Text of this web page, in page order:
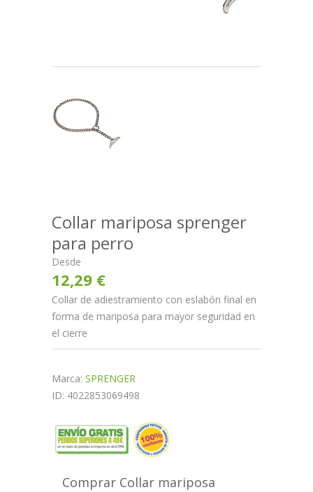
Collar mariposa sprenger
para perro
Desde
12,29 €
Collar de adiestramiento con eslabón final en
forma de mariposa para mayor seguridad en
el cierre
Marca: SPRENGER
ID: 4022853069498
Comprar Collar mariposa